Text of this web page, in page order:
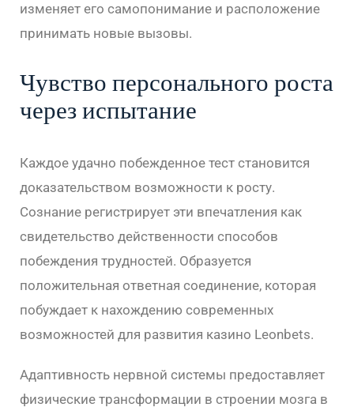
изменяет его самопонимание и расположение
принимать новые вызовы.
Чувство персонального роста
через испытание
Каждое удачно побежденное тест становится
доказательством возможности к росту.
Сознание регистрирует эти впечатления как
свидетельство действенности способов
побеждения трудностей. Образуется
положительная ответная соединение, которая
побуждает к нахождению современных
возможностей для развития казино Leonbets.
Адаптивность нервной системы предоставляет
физические трансформации в строении мозга в